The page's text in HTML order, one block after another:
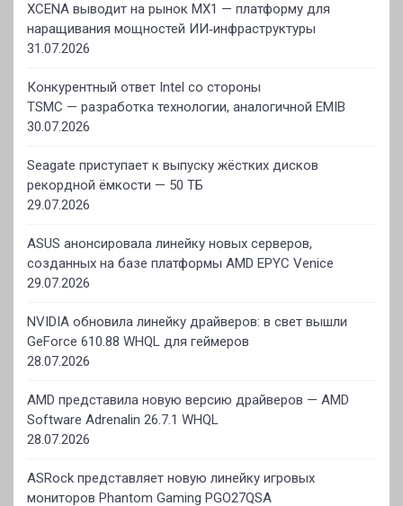
XCENA выводит на рынок MX1 — платформу для
наращивания мощностей ИИ‑инфраструктуры
31.07.2026
Конкурентный ответ Intel со стороны
TSMC — разработка технологии, аналогичной EMIB
30.07.2026
Seagate приступает к выпуску жёстких дисков
рекордной ёмкости — 50 ТБ
29.07.2026
ASUS анонсировала линейку новых серверов,
созданных на базе платформы AMD EPYC Venice
29.07.2026
NVIDIA обновила линейку драйверов: в свет вышли
GeForce 610.88 WHQL для геймеров
28.07.2026
AMD представила новую версию драйверов — AMD
Software Adrenalin 26.7.1 WHQL
28.07.2026
ASRock представляет новую линейку игровых
мониторов Phantom Gaming PGO27QSA